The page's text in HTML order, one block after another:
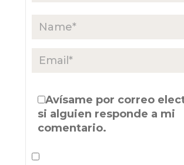
Avísame por correo
si alguien responde a mi
comentario.